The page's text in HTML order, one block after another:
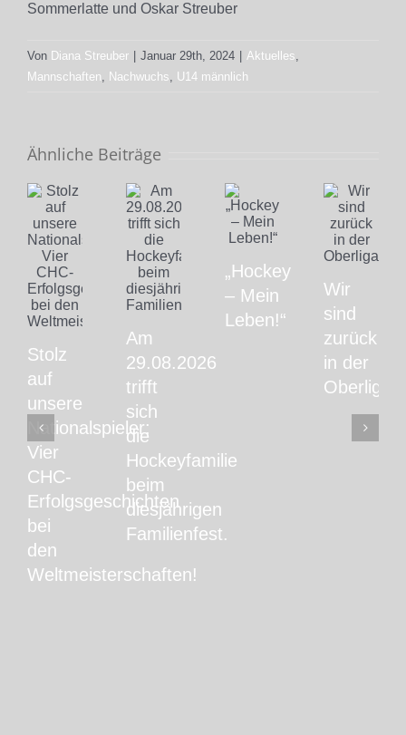
Sommerlatte und Oskar Streuber
Von Diana Streuber Januar 29th, 2024 Aktuelles,
Mannschaften, Nachwuchs, U14 männlich
Ähnliche Beiträge
Stolz
auf
unsere
Nationalspieler:
Vier
CHC-
Erfolgsgeschichten
bei
den
Weltmeisterschaften!
Am
29.08.2026
trifft
sich
die
Hockeyfamilie
beim
diesjährigen
Familienfest.
„Hockey
– Mein
Leben!“
Wir
sind
zurück
in der
Oberliga!